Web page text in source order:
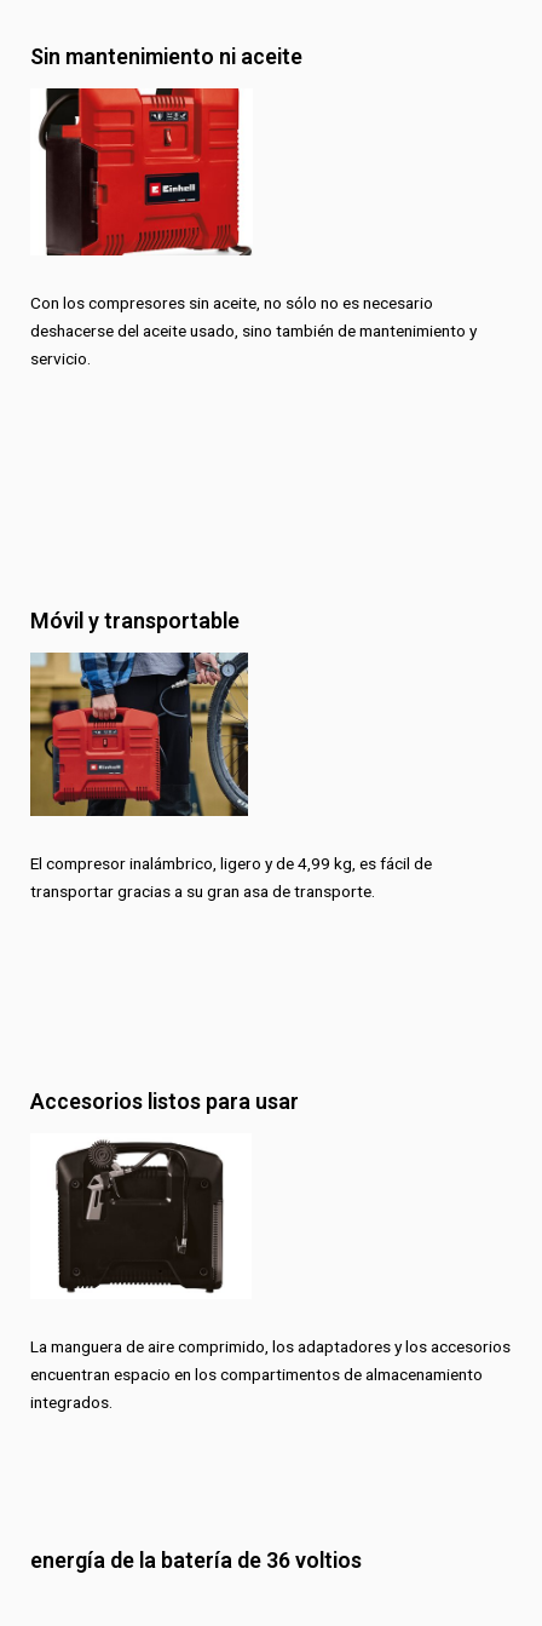
Sin mantenimiento ni aceite
Con los compresores sin aceite, no sólo no es necesario
deshacerse del aceite usado, sino también de mantenimiento y
servicio.
Móvil y transportable
El compresor inalámbrico, ligero y de 4,99 kg, es fácil de
transportar gracias a su gran asa de transporte.
Accesorios listos para usar
La manguera de aire comprimido, los adaptadores y los accesorios
encuentran espacio en los compartimentos de almacenamiento
integrados.
energía de la batería de 36 voltios